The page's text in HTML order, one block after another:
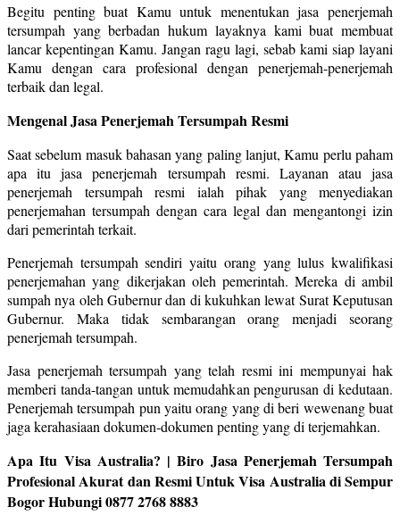
Begitu penting buat Kamu untuk menentukan jasa penerjemah
tersumpah yang berbadan hukum layaknya kami buat membuat
lancar kepentingan Kamu. Jangan ragu lagi, sebab kami siap layani
Kamu dengan cara profesional dengan penerjemah-penerjemah
terbaik dan legal.
Mengenal Jasa Penerjemah Tersumpah Resmi
Saat sebelum masuk bahasan yang paling lanjut, Kamu perlu paham
apa itu jasa penerjemah tersumpah resmi. Layanan atau jasa
penerjemah tersumpah resmi ialah pihak yang menyediakan
penerjemahan tersumpah dengan cara legal dan mengantongi izin
dari pemerintah terkait.
Penerjemah tersumpah sendiri yaitu orang yang lulus kwalifikasi
penerjemahan yang dikerjakan oleh pemerintah. Mereka di ambil
sumpah nya oleh Gubernur dan di kukuhkan lewat Surat Keputusan
Gubernur. Maka tidak sembarangan orang menjadi seorang
penerjemah tersumpah.
Jasa penerjemah tersumpah yang telah resmi ini mempunyai hak
memberi tanda-tangan untuk memudahkan pengurusan di kedutaan.
Penerjemah tersumpah pun yaitu orang yang di beri wewenang buat
jaga kerahasiaan dokumen-dokumen penting yang di terjemahkan.
Apa Itu Visa Australia? | Biro Jasa Penerjemah Tersumpah
Profesional Akurat dan Resmi Untuk Visa Australia di Sempur
Bogor Hubungi 0877 2768 8883